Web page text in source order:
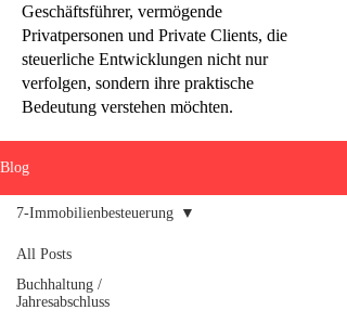
Geschäftsführer, vermögende
Privatpersonen und Private Clients, die
steuerliche Entwicklungen nicht nur
verfolgen, sondern ihre praktische
Bedeutung verstehen möchten.
Blog
All Posts
Buchhaltung /
Jahresabschluss
7-Immobilienbesteuerung